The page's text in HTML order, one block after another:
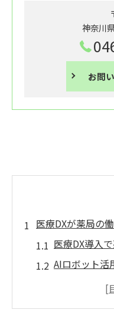
神奈川
お問
医療DXが薬局の
医療DX導入
AIロボット活
医療DXで実